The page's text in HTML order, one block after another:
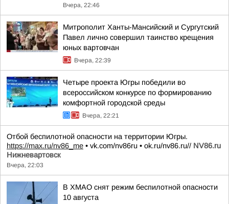
Вчера, 22:46
Митрополит Ханты-Мансийский и Сургутский
Павел лично совершил таинство крещения
юных вартовчан
Вчера, 22:39
Четыре проекта Югры победили во
всероссийском конкурсе по формированию
комфортной городской среды
Вчера, 22:21
Отбой беспилотной опасности на территории Югры.
https://max.ru/nv86_me • vk.com/nv86ru • ok.ru/nv86.ru// NV86.ru
Нижневартовск
Вчера, 22:03
В ХМАО снят режим беспилотной опасности
10 августа